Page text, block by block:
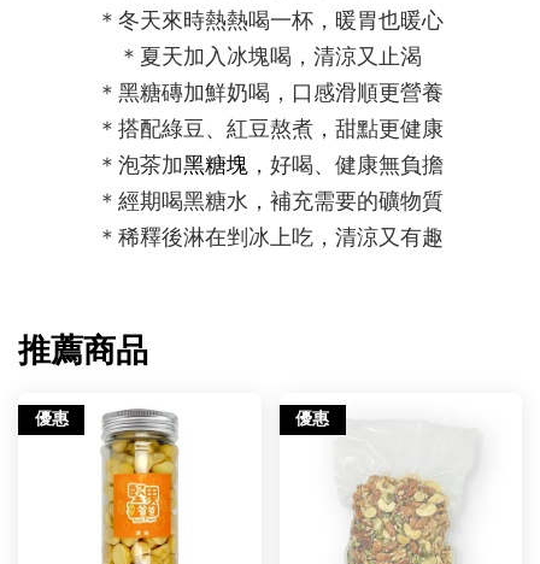
＊冬天來時熱熱喝一杯，暖胃也暖心
＊夏天加入冰塊喝，清涼又止渴
＊ 黑糖磚加鮮奶喝，口感滑順更營養
＊搭配綠豆、紅豆熬煮，甜點更健康
＊泡茶加黑糖塊 ，好喝、健康無負擔
＊經期喝黑糖水，補充需要的礦物質
＊稀釋後淋在剉冰上吃，清涼又有趣
推薦商品
優惠 優惠